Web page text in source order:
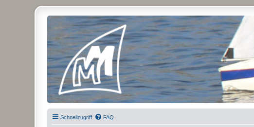
Micro Magic Forum Deutschland
Schnellzugriff FAQ